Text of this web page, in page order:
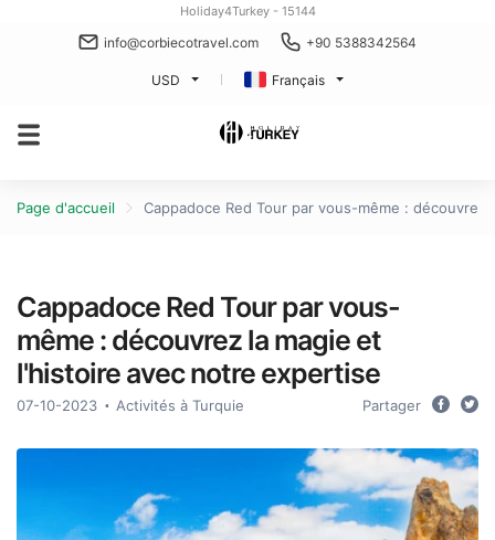
Holiday4Turkey - 15144
info@corbiecotravel.com +90 5388342564
USD Français
Page d'accueil Cappadoce Red Tour par vous-même :
Cappadoce Red Tour par vous-
même : découvrez la magie et
l'histoire avec notre expertise
07-10-2023 Activités à Turquie Partager